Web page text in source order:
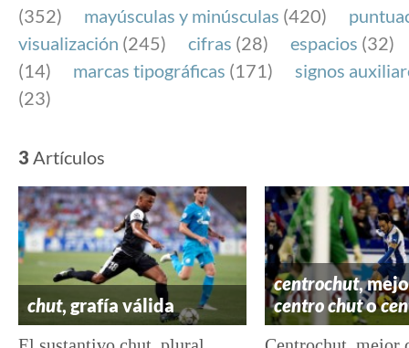
(352)
mayúsculas y minúsculas (420)
visualización (245) cifras (28) espacios (32)
(14)
marcas tipográficas (171)
signos
(23)
3 Artículos
chut, grafía válida
centrochut,
centro chuto